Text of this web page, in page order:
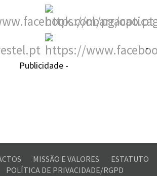
-
Publicidade -
MISSÃO E VALORES
ESTATUTO
POLÍTICA DE PRIVACIDADE/RGPD